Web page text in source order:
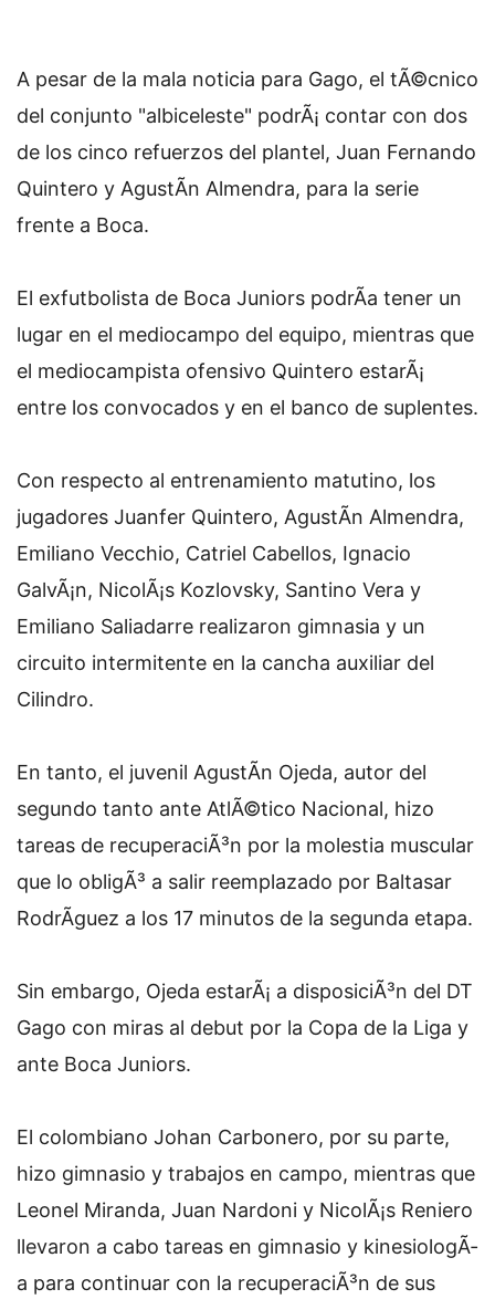
A pesar de la mala noticia para Gago, el tÃ©cnico
del conjunto "albiceleste" podrÃ¡ contar con dos
de los cinco refuerzos del plantel, Juan Fernando
Quintero y AgustÃ­n Almendra, para la serie
frente a Boca.
El exfutbolista de Boca Juniors podrÃ­a tener un
lugar en el mediocampo del equipo, mientras que
el mediocampista ofensivo Quintero estarÃ¡
entre los convocados y en el banco de suplentes.
Con respecto al entrenamiento matutino, los
jugadores Juanfer Quintero, AgustÃ­n Almendra,
Emiliano Vecchio, Catriel Cabellos, Ignacio
GalvÃ¡n, NicolÃ¡s Kozlovsky, Santino Vera y
Emiliano Saliadarre realizaron gimnasia y un
circuito intermitente en la cancha auxiliar del
Cilindro.
En tanto, el juvenil AgustÃ­n Ojeda, autor del
segundo tanto ante AtlÃ©tico Nacional, hizo
tareas de recuperaciÃ³n por la molestia muscular
que lo obligÃ³ a salir reemplazado por Baltasar
RodrÃ­guez a los 17 minutos de la segunda etapa.
Sin embargo, Ojeda estarÃ¡ a disposiciÃ³n del DT
Gago con miras al debut por la Copa de la Liga y
ante Boca Juniors.
El colombiano Johan Carbonero, por su parte,
hizo gimnasio y trabajos en campo, mientras que
Leonel Miranda, Juan Nardoni y NicolÃ¡s Reniero
llevaron a cabo tareas en gimnasio y kinesiologÃ­
a para continuar con la recuperaciÃ³n de sus